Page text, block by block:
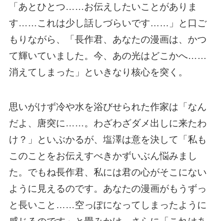
「あとひとつ……お伝えしたいことがありま
す……これは少し話しづらいです……」と口ご
もりながら、「長作君、あなたの漫画は、かつ
て輝いていました。今、あの光はどこかへ……
消えてしまった」といきなり核心を突く。
思いがけず冷や水を浴びせられた作家は「なん
だよ、唐突に……。わざわざダメ出しに来たわ
け？」といぶかるが、塩澤は意を決して「私も
このことをお伝えすべきかずいぶん悩みまし
た。でもね長作君、私には君の心がそこにない
ように見えるのです。あなたの漫画がもうずっ
と長いこと……空っぽになってしまったように